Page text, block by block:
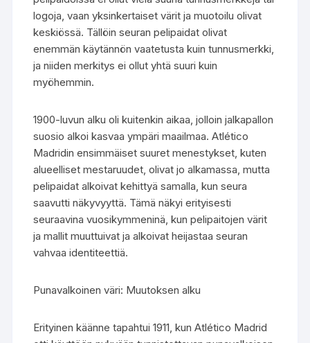
logoja, vaan yksinkertaiset värit ja muotoilu olivat
keskiössä. Tällöin seuran pelipaidat olivat
enemmän käytännön vaatetusta kuin tunnusmerkki,
ja niiden merkitys ei ollut yhtä suuri kuin
myöhemmin.
1900-luvun alku oli kuitenkin aikaa, jolloin jalkapallon
suosio alkoi kasvaa ympäri maailmaa. Atlético
Madridin ensimmäiset suuret menestykset, kuten
alueelliset mestaruudet, olivat jo alkamassa, mutta
pelipaidat alkoivat kehittyä samalla, kun seura
saavutti näkyvyyttä. Tämä näkyi erityisesti
seuraavina vuosikymmeninä, kun pelipaitojen värit
ja mallit muuttuivat ja alkoivat heijastaa seuran
vahvaa identiteettiä.
Punavalkoinen väri: Muutoksen alku
Erityinen käänne tapahtui 1911, kun Atlético Madrid